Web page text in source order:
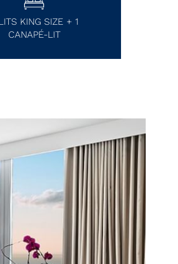
KING SIZE + 1
CANAPÉ-LIT